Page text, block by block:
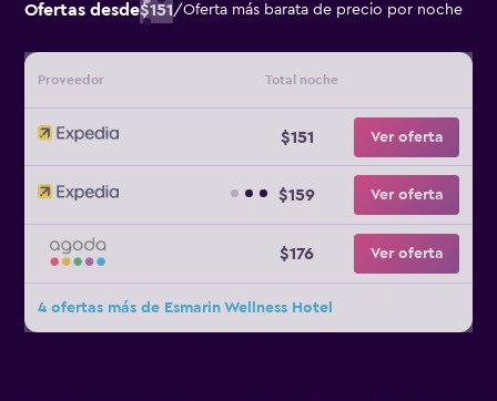
Ofertas desde$151/Oferta más barata de precio por noche
Proveedor Total noche
$151 Ver oferta
$159 Ver oferta
$176 Ver oferta
4 ofertas más de Esmarin Wellness Hotel